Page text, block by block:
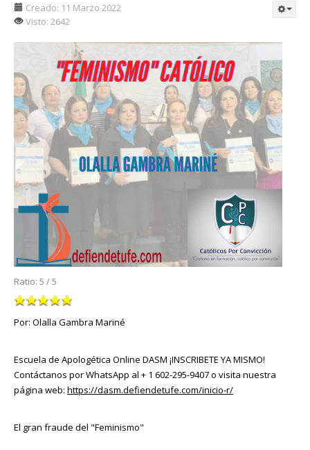
Creado: 11 Marzo 2022
Visto: 2642
Ratio: 5 /5
Por: Olalla Gambra Mariné
Escuela de Apologética Online DASM ¡INSCRIBETE YA MISMO!
Contáctanos por WhatsApp al + 1 602-295-9407 o visita nuestra
página web: https://dasm.defiendetufe.com/inicio-r/
El gran fraude del "Feminismo"